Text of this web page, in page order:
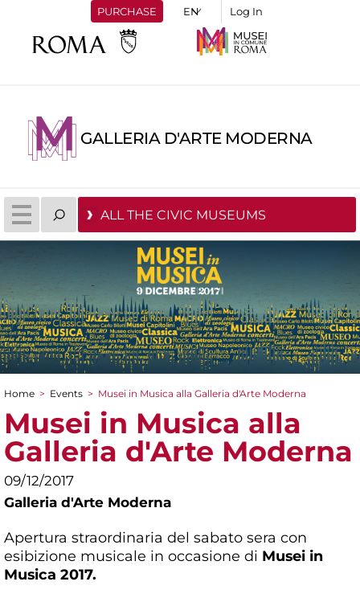
PURCHASE Log In
GALLERIA D'ARTE MODERNA
ALL THE CIVIC MUSEUMS
You are here
Home > Events > Musei in Musica alla Galleria d'Arte Moderna
Musei in Musica alla
Galleria d'Arte Moderna
09/12/2017
Galleria d'Arte Moderna
Apertura straordinaria del sabato sera con
esibizione musicale in occasione di Musei in
Musica 2017.